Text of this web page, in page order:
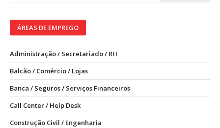
ÁREAS DE EMPREGO
Administração / Secretariado / RH
Balcão / Comércio / Lojas
Banca / Seguros / Serviços Financeiros
Call Center / Help Desk
Construção Civil / Engenharia